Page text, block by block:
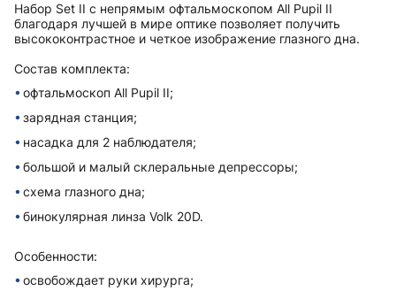
Набор Set II с непрямым офтальмоскопом All Pupil II
благодаря лучшей в мире оптике позволяет получить
высококонтрастное и четкое изображение глазного дна.
Состав комплекта:
офтальмоскоп All Pupil II;
зарядная станция;
насадка для 2 наблюдателя;
большой и малый склеральные депрессоры;
схема глазного дна;
бинокулярная линза Volk 20D.
Особенности:
освобождает руки хирурга;